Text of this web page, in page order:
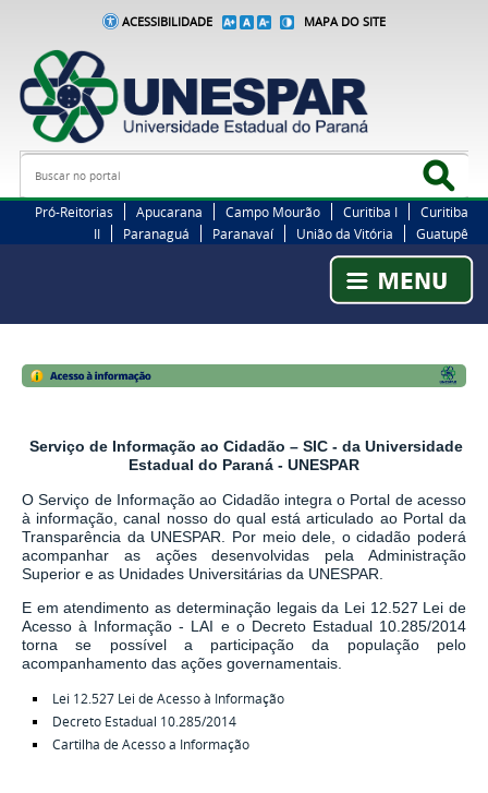
ACESSIBILIDADE MAPA DO SITE
Busca
Pró-Reitorias Apucarana Campo Mourão Curitiba I
Curitiba
II
Paranaguá Paranavaí União da Vitória Guatupê
Serviço de Informação ao Cidadão – SIC - da Universidade
Estadual do Paraná - UNESPAR
O Serviço de Informação ao Cidadão integra o Portal de acesso
à informação, canal nosso do qual está articulado ao Portal da
Transparência da UNESPAR. Por meio dele, o cidadão poderá
acompanhar as ações desenvolvidas pela Administração
Superior e as Unidades Universitárias da UNESPAR.
E em atendimento as determinação legaisda Lei 12.527 Lei de
Acesso à Informação - LAI e o Decreto Estadual 10.285/2014
torna se possível a participação da população pelo
acompanhamento das ações governamentais.
Lei 12.527 Lei de Acesso à Informação
Decreto Estadual 10.285/2014
Cartilha de Acesso a Informação